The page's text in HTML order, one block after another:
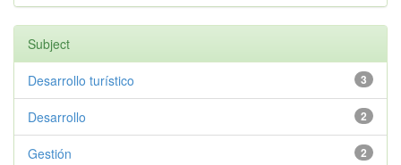
Subject
3
Desarrollo turístico
2
Desarrollo
2
Gestión